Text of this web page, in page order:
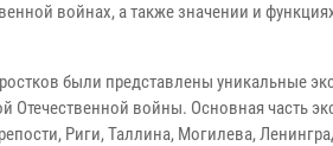
войнах, а также значении и
были представлены уникальные
Отечественной войны. Основная часть
Риги, Таллина, Могилева,